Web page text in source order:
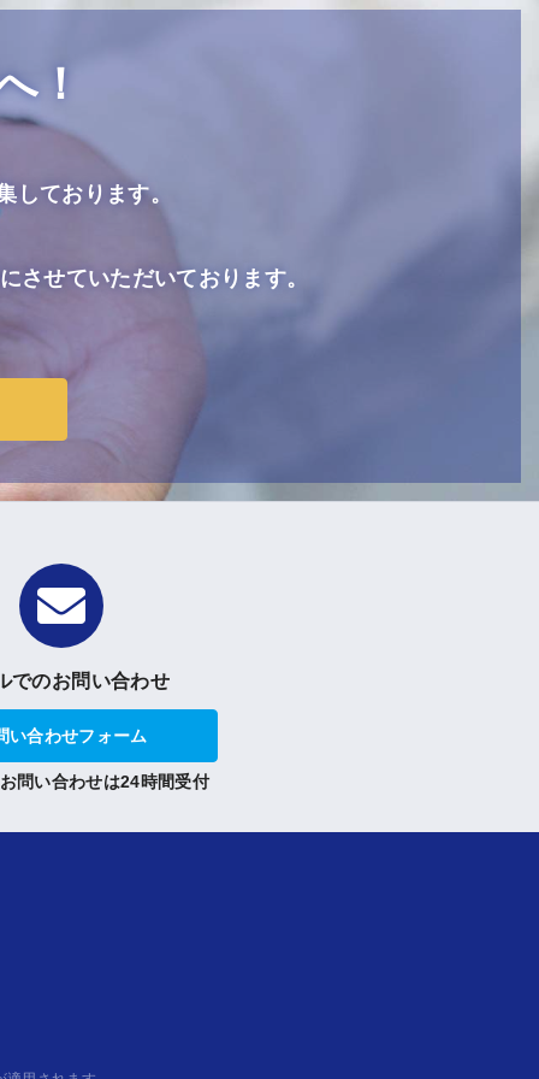
！
しております。
せていただいております。
でのお問い合わせ
い合わせフォーム
問い合わせは24時間受付